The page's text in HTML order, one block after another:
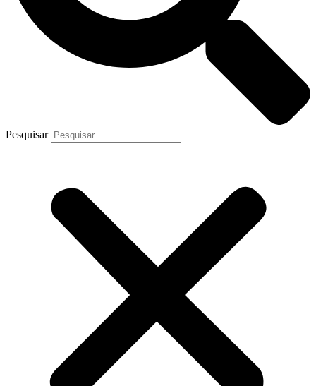
Pesquisar